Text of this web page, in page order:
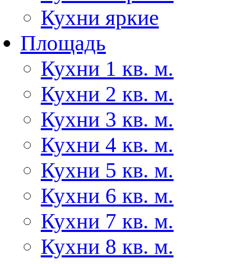
Кухни яркие
Площадь
Кухни 1 кв. м.
Кухни 2 кв. м.
Кухни 3 кв. м.
Кухни 4 кв. м.
Кухни 5 кв. м.
Кухни 6 кв. м.
Кухни 7 кв. м.
Кухни 8 кв. м.